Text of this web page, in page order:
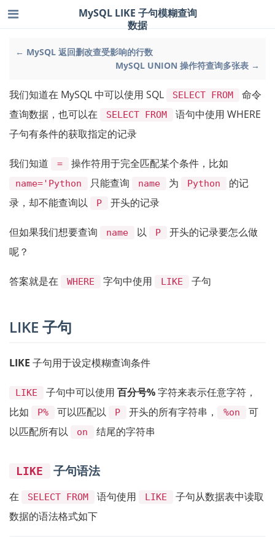
← MySQL 返回删改查受影响的行数
MySQL UNION 操作符查询多张表 →
MySQL LIKE 子句模糊查询
数据
我们知道在 MySQL 中可以使用 SQL SELECT FROM
命令
查询数据，也可以在
SELECT FROM
语句中使用 WHERE
子句有条件的获取指定的记录
我们知道 = 操作符用于完全匹配某个条件，比如
name='Python 只能查询 name 为 Python
的记
录，却不能查询以
P 开头的记录
但如果我们想要查询 name 以 P
开头的记录要怎么做
呢？
答案就是在 WHERE 字句中使用 LIKE 子句
LIKE 子句
LIKE 子句用于设定模糊查询条件
LIKE 子句中可以使用百分号%字符来表示任意字符，
比如
P% 可以匹配以 P 开头的所有字符串， %on
可
以匹配所有以
on 结尾的字符串
LIKE 子句语法
在 SELECT FROM 语句使用 LIKE
子句从数据表中读取
数据的语法格式如下